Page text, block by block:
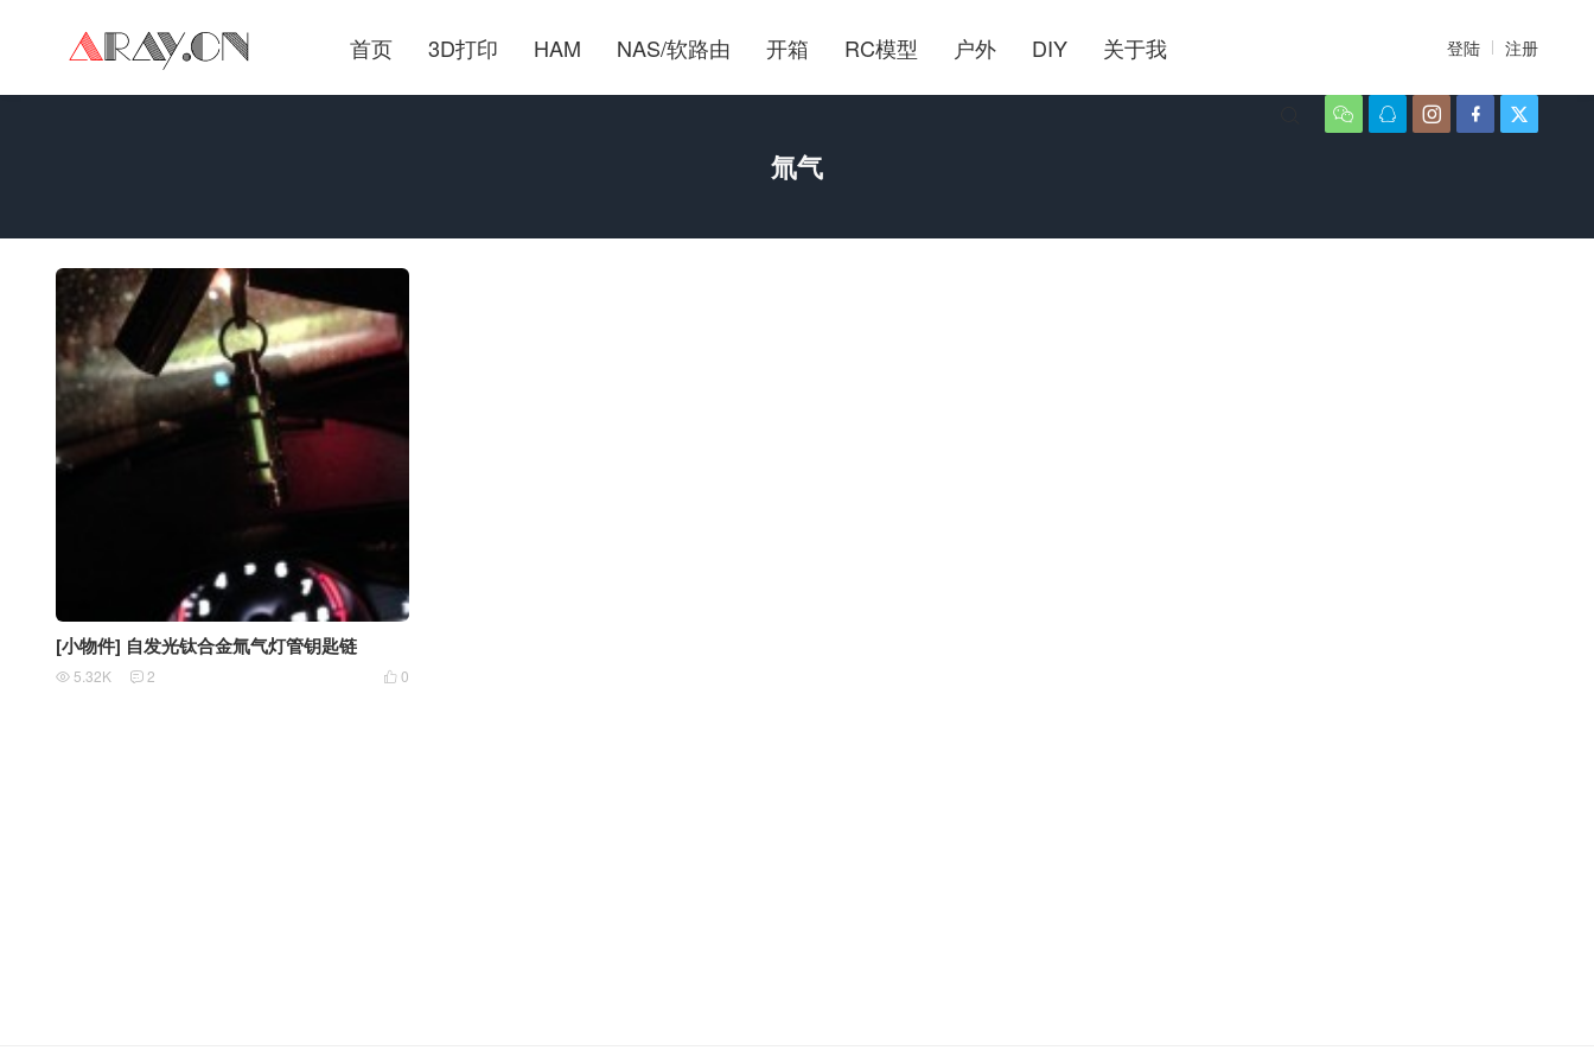
首页 3D打印 HAM NAS/软路由 开箱 RC模型 户外 DIY 关于我 登陆 注册
    
氚气
[小物件] 自发光钛合金氚气灯管钥匙链
 0
 5.32K  2